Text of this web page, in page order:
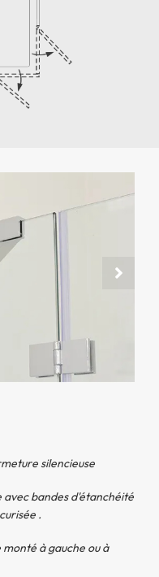
solides
silencieuse
bandes d'étanchéité
.
à gauche ou à